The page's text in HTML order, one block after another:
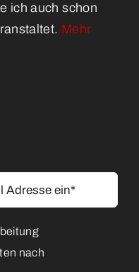
ich auch schon
Mehr
nach